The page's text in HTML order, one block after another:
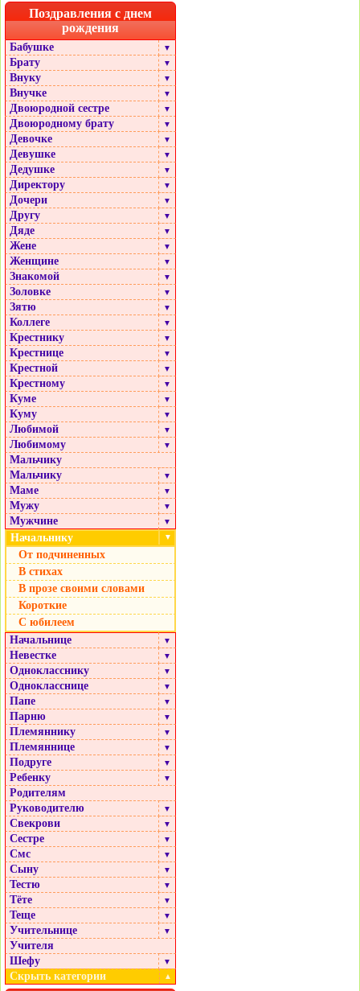
Поздравления с днем
рождения
Бабушке ▼
Брату ▼
Внуку ▼
Внучке ▼
Двоюродной сестре ▼
Двоюродному брату ▼
Девочке ▼
Девушке ▼
Дедушке ▼
Директору ▼
Дочери ▼
Другу ▼
Дяде ▼
Жене ▼
Женщине ▼
Знакомой ▼
Золовке ▼
Зятю ▼
Коллеге ▼
Крестнику ▼
Крестнице ▼
Крестной ▼
Крестному ▼
Куме ▼
Куму ▼
Любимой ▼
Любимому ▼
Мальчику
Мальчику
▼
Маме ▼
Мужу ▼
Мужчине ▼
Начальнику ▼
От подчиненных
В стихах
В прозе своими словами
Короткие
С юбилеем
Начальнице
▼
Невестке ▼
Однокласснику ▼
Однокласснице ▼
Папе ▼
Парню ▼
Племяннику ▼
Племяннице ▼
Подруге ▼
Ребенку ▼
Родителям
Руководителю
▼
Свекрови ▼
Сестре ▼
Смс ▼
Сыну ▼
Тестю ▼
Тёте ▼
Теще ▼
Учительнице ▼
Учителя
Шефу
▼
Скрыть категории ▲